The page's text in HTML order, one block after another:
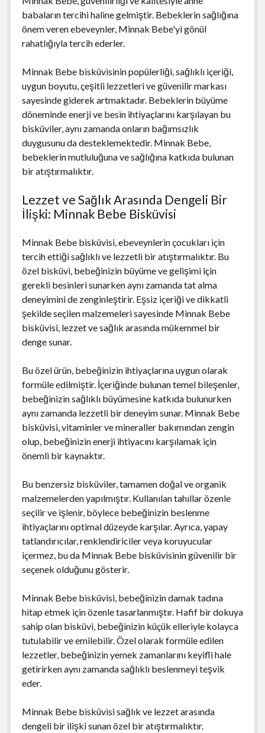
babaların tercihi haline gelmiştir. Bebeklerin sağlığına
önem veren ebeveynler, Minnak Bebe'yi gönül
rahatlığıyla tercih ederler.
Minnak Bebe bisküvisinin popülerliği, sağlıklı içeriği,
uygun boyutu, çeşitli lezzetleri ve güvenilir markası
sayesinde giderek artmaktadır. Bebeklerin büyüme
döneminde enerji ve besin ihtiyaçlarını karşılayan bu
bisküviler, aynı zamanda onların bağımsızlık
duygusunu da desteklemektedir. Minnak Bebe,
bebeklerin mutluluğuna ve sağlığına katkıda bulunan
bir atıştırmalıktır.
Lezzet ve Sağlık Arasında Dengeli Bir
İlişki: Minnak Bebe Bisküvisi
Minnak Bebe bisküvisi, ebeveynlerin çocukları için
tercih ettiği sağlıklı ve lezzetli bir atıştırmalıktır. Bu
özel bisküvi, bebeğinizin büyüme ve gelişimi için
gerekli besinleri sunarken aynı zamanda tat alma
deneyimini de zenginleştirir. Eşsiz içeriği ve dikkatli
şekilde seçilen malzemeleri sayesinde Minnak Bebe
bisküvisi, lezzet ve sağlık arasında mükemmel bir
denge sunar.
Bu özel ürün, bebeğinizin ihtiyaçlarına uygun olarak
formüle edilmiştir. İçeriğinde bulunan temel bileşenler,
bebeğinizin sağlıklı büyümesine katkıda bulunurken
aynı zamanda lezzetli bir deneyim sunar. Minnak Bebe
bisküvisi, vitaminler ve mineraller bakımından zengin
olup, bebeğinizin enerji ihtiyacını karşılamak için
önemli bir kaynaktır.
Bu benzersiz bisküviler, tamamen doğal ve organik
malzemelerden yapılmıştır. Kullanılan tahıllar özenle
seçilir ve işlenir, böylece bebeğinizin beslenme
ihtiyaçlarını optimal düzeyde karşılar. Ayrıca, yapay
tatlandırıcılar, renklendiriciler veya koruyucular
içermez, bu da Minnak Bebe bisküvisinin güvenilir bir
seçenek olduğunu gösterir.
Minnak Bebe bisküvisi, bebeğinizin damak tadına
hitap etmek için özenle tasarlanmıştır. Hafif bir dokuya
sahip olan bisküvi, bebeğinizin küçük elleriyle kolayca
tutulabilir ve emilebilir. Özel olarak formüle edilen
lezzetler, bebeğinizin yemek zamanlarını keyifli hale
getirirken aynı zamanda sağlıklı beslenmeyi teşvik
eder.
Minnak Bebe bisküvisi sağlık ve lezzet arasında
dengeli bir ilişki sunan özel bir atıştırmalıktır.